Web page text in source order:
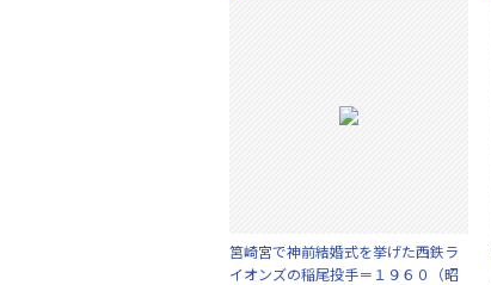
筥崎宮で神前結婚式を挙げた西鉄ラ
イオンズの稲尾投手＝１９６０（昭